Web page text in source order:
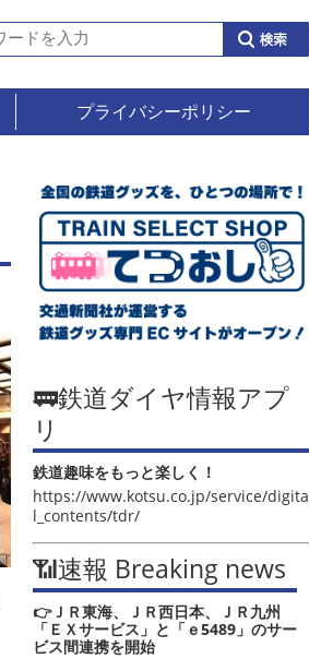
プライバシーポリシー
🚃鉄道ダイヤ情報アプ
リ
鉄道趣味をもっと楽しく！
https://www.kotsu.co.jp/service/digita
l_contents/tdr/
📶速報 Breaking news
👉ＪＲ東海、ＪＲ西日本、ＪＲ九州
「ＥＸサービス」と「ｅ5489」のサー
ビス間連携を開始